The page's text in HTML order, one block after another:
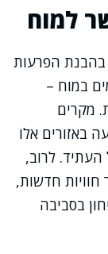
למוח
בהבנת הפרעות
במוח –
מקרים
באזורים אלו
לרוב,
חדשות,
בסביבה